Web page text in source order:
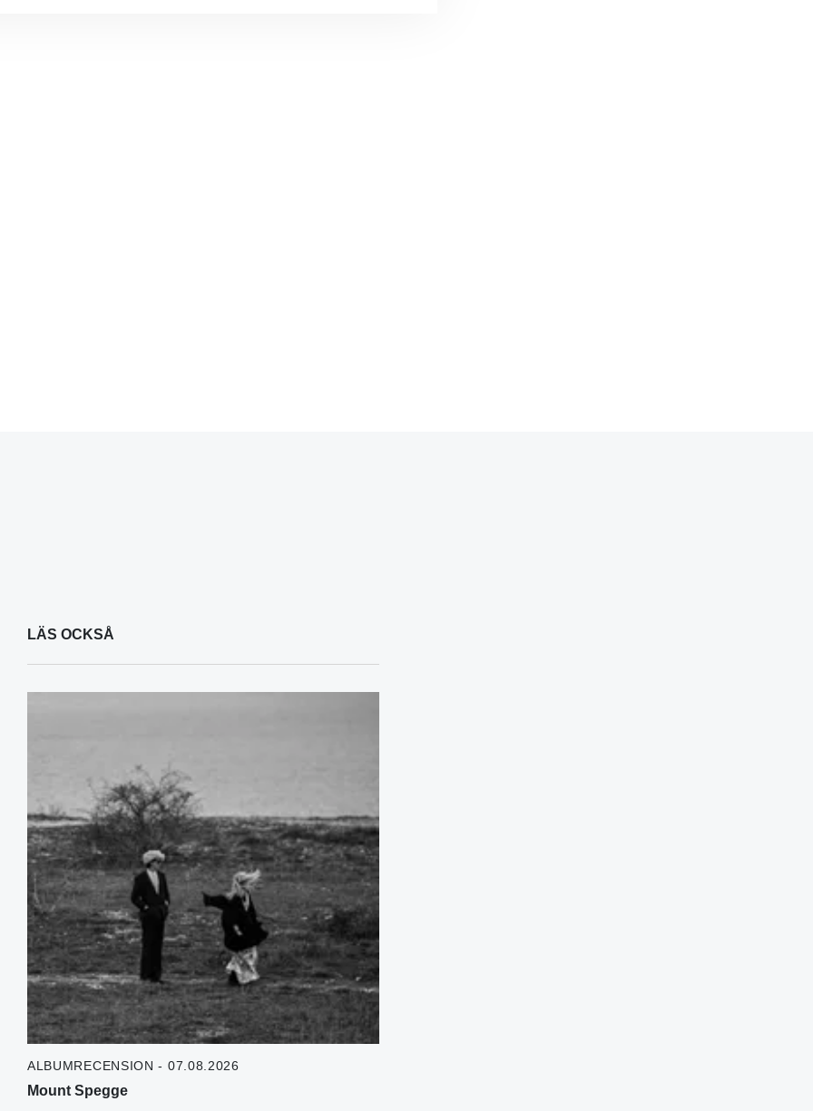
LÄS OCKSÅ
ALBUMRECENSION - 07.08.2026
Mount Spegge